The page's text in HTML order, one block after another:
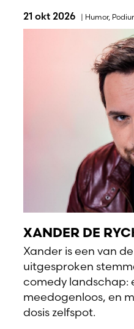
21 okt 2026 | Humor,
XANDER DE
Xander is een van
uitgesproken
comedy landschap:
meedogenloos, en
dosis zelfspot.